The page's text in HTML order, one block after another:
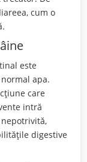
cum o
este
apa.
care
intră
digestive